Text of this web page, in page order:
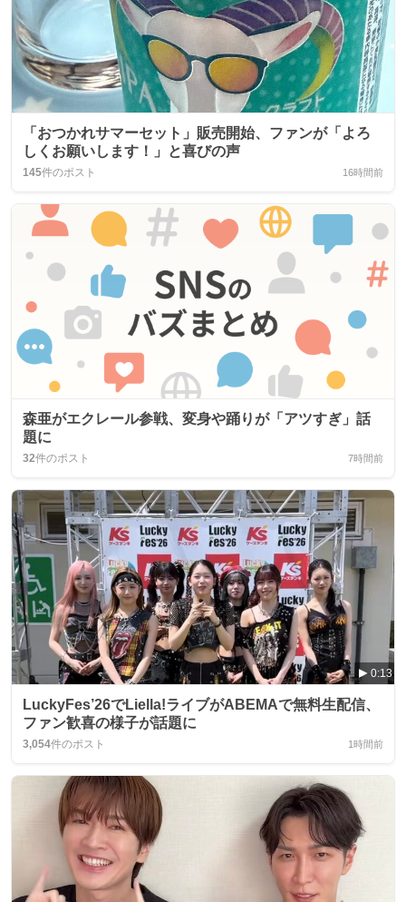
「おつかれサマーセット」販売開始、ファンが「よろ
しくお願いします！」と喜びの声
145件のポスト 16時間前
森亜がエクレール参戦、変身や踊りが「アツすぎ」話
題に
32件のポスト 7時間前
0:13
LuckyFes’26でLiella!ライブがABEMAで無料生配信、
ファン歓喜の様子が話題に
3,054件のポスト 1時間前